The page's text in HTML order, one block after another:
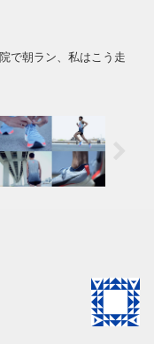
で朝ラン、私はこう走